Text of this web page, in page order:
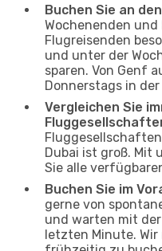
Buchen Sie an
Wochenenden
Flugreisenden
und unter der
sparen. Von Genf
Donnerstags in
Vergleichen Sie
Dubai ist groß. Mit
Sie alle
Buchen Sie im
gerne von
und warten mit
letzten Minute.